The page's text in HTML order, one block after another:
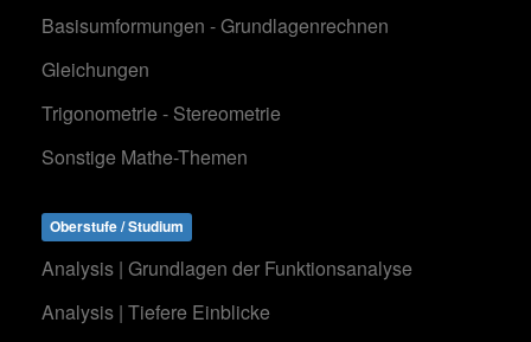
Basisumformungen - Grundlagenrechnen
Gleichungen
Trigonometrie - Stereometrie
Sonstige Mathe-Themen
Oberstufe / Studium
Analysis | Grundlagen der Funktionsanalyse
Analysis | Tiefere Einblicke